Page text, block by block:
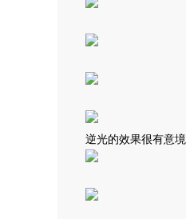
逆光的效果很有意境